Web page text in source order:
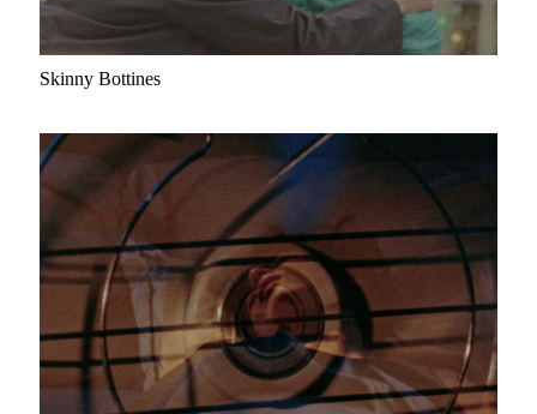
Skinny Bottines